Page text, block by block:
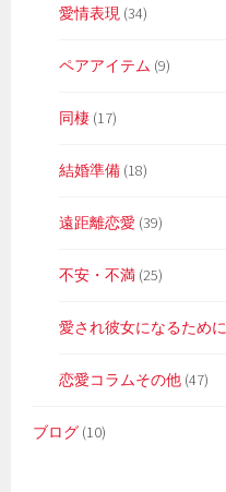
愛情表現 (34)
ペアアイテム (9)
同棲 (17)
結婚準備 (18)
遠距離恋愛 (39)
不安・不満 (25)
愛され彼女になるために
恋愛コラムその他 (47)
ブログ (10)